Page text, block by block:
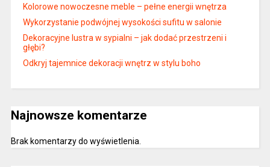
Kolorowe nowoczesne meble – pełne energii wnętrza
Wykorzystanie podwójnej wysokości sufitu w salonie
Dekoracyjne lustra w sypialni – jak dodać przestrzeni i
głębi?
Odkryj tajemnice dekoracji wnętrz w stylu boho
Najnowsze komentarze
Brak komentarzy do wyświetlenia.